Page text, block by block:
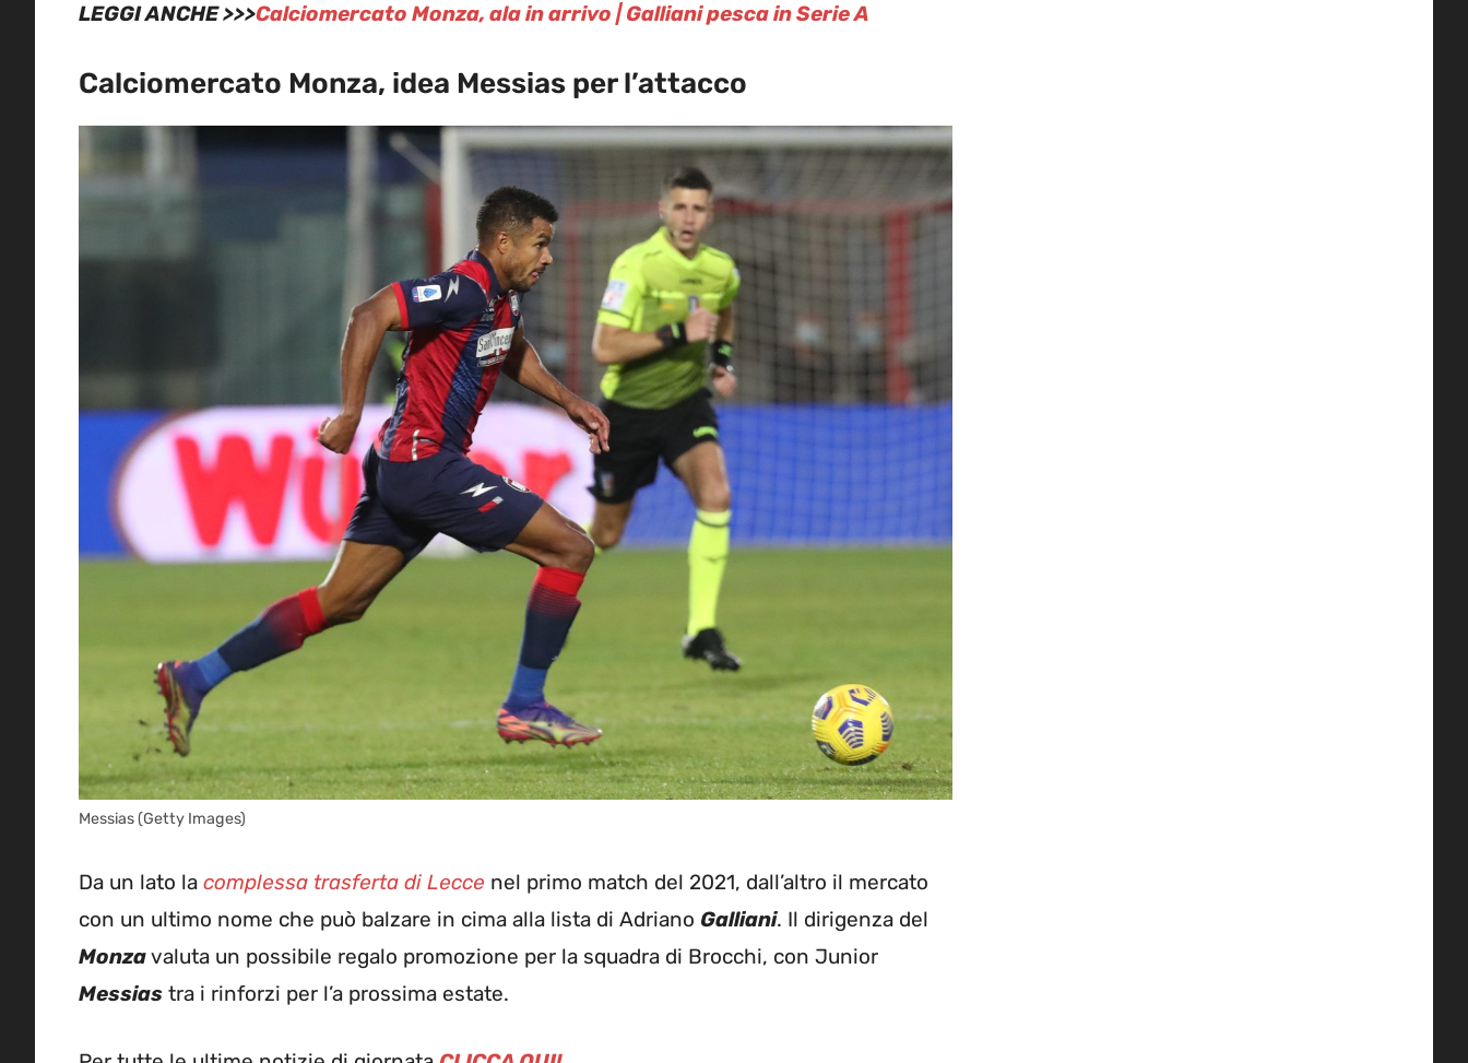
LEGGI ANCHE >>>Calciomercato Monza, ala in arrivo | Galliani pesca in Serie A
Calciomercato Monza, idea Messias per l’attacco
Messias (Getty Images)
Da un lato la complessa trasferta di Lecce nel primo match del 2021, dall’altro il mercato
con un ultimo nome che può balzare in cima alla lista di Adriano Galliani. Il dirigenza del
Monzavaluta un possibile regalo promozione per la squadra di Brocchi, con Junior
Messias tra i rinforzi per l’a prossima estate.